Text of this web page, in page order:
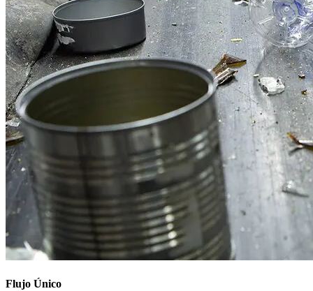
Flujo Único